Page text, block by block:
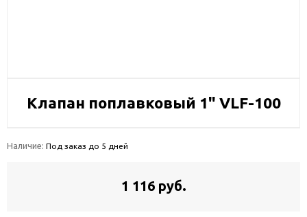
Клапан поплавковый 1" VLF-100
Наличие: Под заказ до 5 дней
1 116 руб.